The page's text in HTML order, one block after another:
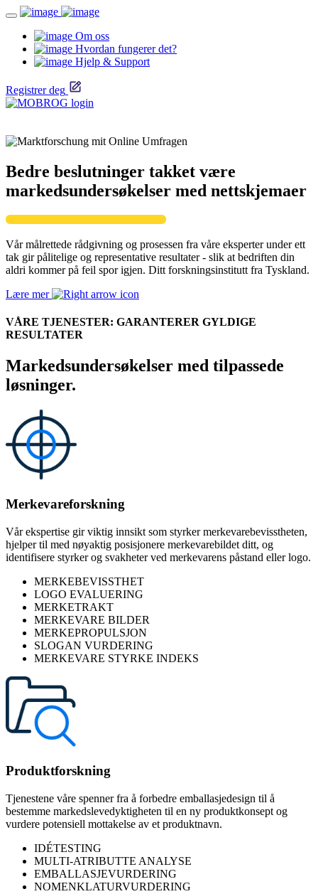
Om oss
Hvordan fungerer det?
Hjelp & Support
Registrer deg
Bedre beslutninger takket være
markedsundersøkelser med nettskjemaer
Vår målrettede rådgivning og prosessen fra våre eksperter under ett
tak gir pålitelige og representative resultater - slik at bedriften din
aldri kommer på feil spor igjen. Ditt forskningsinstitutt fra Tyskland.
Lære mer
VÅRE TJENESTER: GARANTERER GYLDIGE
RESULTATER
Markedsundersøkelser med tilpassede
løsninger.
Merkevareforskning
Vår ekspertise gir viktig innsikt som styrker merkevarebevisstheten,
hjelper til med nøyaktig posisjonere merkevarebildet ditt, og
identifisere styrker og svakheter ved merkevarens påstand eller logo.
MERKEBEVISSTHET
LOGO EVALUERING
MERKETRAKT
MERKEVARE BILDER
MERKEPROPULSJON
SLOGAN VURDERING
MERKEVARE STYRKE INDEKS
Produktforskning
Tjenestene våre spenner fra å forbedre emballasjedesign til å
bestemme markedslevedyktigheten til en ny produktkonsept og
vurdere potensiell mottakelse av et produktnavn.
IDÉTESTING
MULTI-ATRIBUTTE ANALYSE
EMBALLASJEVURDERING
NOMENKLATURVURDERING